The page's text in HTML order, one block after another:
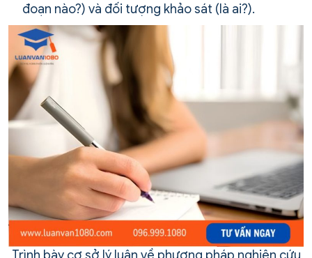
đoạn nào?) và đối tượng khảo sát (là ai?).